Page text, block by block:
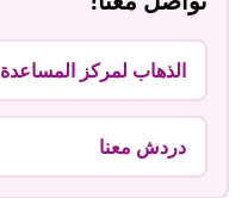
الذهاب لمركز المساعدة
دردش معنا